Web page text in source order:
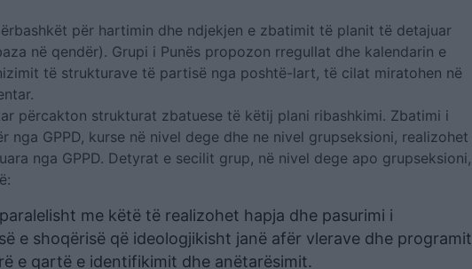
për hartimin dhe ndjekjen e zbatimit të planit të detajuar
në qendër). Grupi i Punës propozon rregullat dhe kalendarin e
të strukturave të partisë nga poshtë-lart, të cilat miratohen në
përcakton strukturat zbatuese të këtij plani ribashkimi. Zbatimi i
GPPD, kurse në nivel dege dhe ne nivel grupseksioni, realizohet
nga GPPD. Detyrat e secilit grup, në nivel dege apo grupseksioni,
me këtë të realizohet hapja dhe pasurimi i
e shoqërisë që ideologjikisht janë afër vlerave dhe programit
e qartë e identifikimit dhe anëtarësimit.